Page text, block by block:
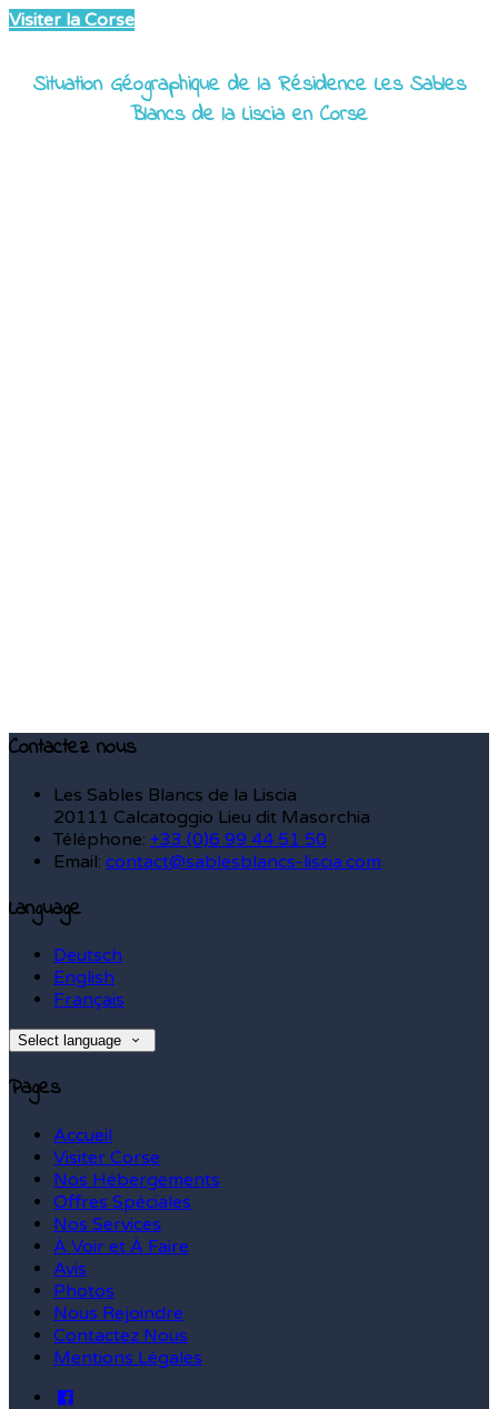
Visiter la Corse
Situation Géographique de la Résidence Les Sables
Blancs de la Liscia en Corse
Contactez nous
Les Sables Blancs de la Liscia
20111 Calcatoggio Lieu dit Masorchia
Téléphone: +33 (0)6 99 44 51 50
Email: contact@sablesblancs-liscia.com
Language
Deutsch
English
Français
Select language
Pages
Accueil
Visiter Corse
Nos Hébergements
Offres Spéciales
Nos Services
À Voir et À Faire
Avis
Photos
Nous Rejoindre
Contactez Nous
Mentions Légales